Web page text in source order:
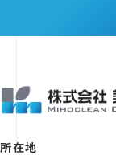
所在地